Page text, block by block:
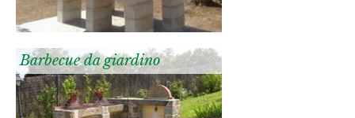
Barbecue da giardino